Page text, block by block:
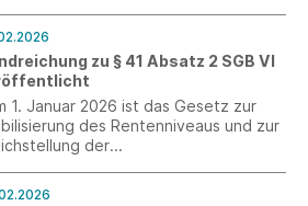
des Standorts sind.
zu § 41 Absatz 2 SGB VI
1. Januar 2026 ist das Gesetz zur
des Rentenniveaus und zur
der